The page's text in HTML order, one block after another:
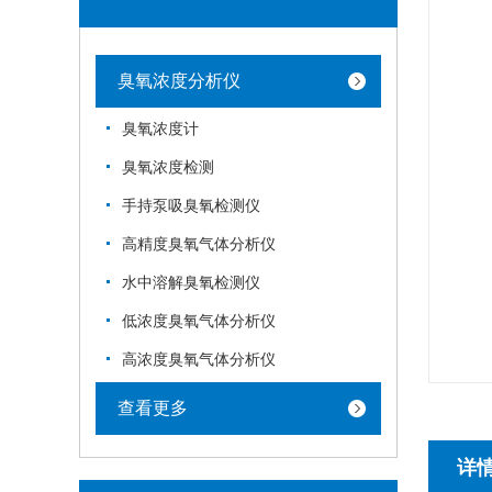
臭氧浓度分析仪
臭氧浓度计
臭氧浓度检测
手持泵吸臭氧检测仪
高精度臭氧气体分析仪
水中溶解臭氧检测仪
低浓度臭氧气体分析仪
高浓度臭氧气体分析仪
查看更多
详